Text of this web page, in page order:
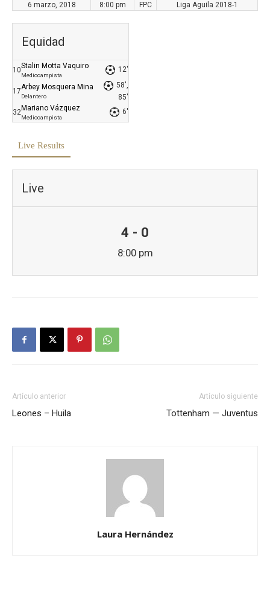
6 marzo, 2018
8:00 pm FPC Liga Aguila 2018-1
Equidad
10Stalin Motta Vaquiro
Mediocampista
12'
17Arbey Mosquera Mina
Delantero
58',
85'
32Mariano Vázquez
Mediocampista
6'
Live Results
Live
4 - 0
8:00 pm
Artículo anterior
Leones – Huila
Artículo siguiente
Tottenham — Juventus
Laura Hernández